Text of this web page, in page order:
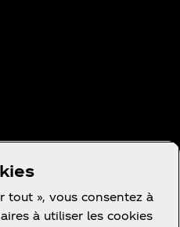
tout », vous consentez à
à utiliser les cookies